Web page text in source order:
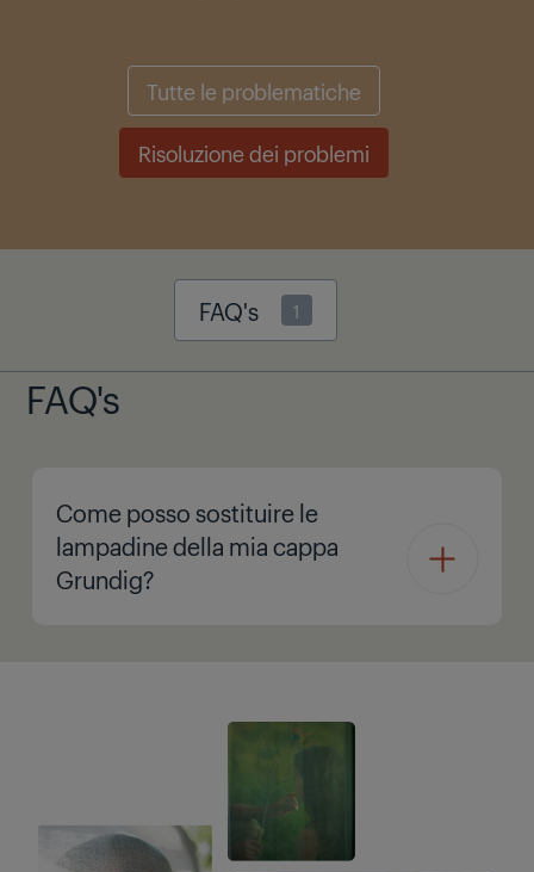
Tutte le problematiche
Risoluzione dei problemi
FAQ's 1
FAQ's
Come posso sostituire le
lampadine della mia cappa
Grundig?